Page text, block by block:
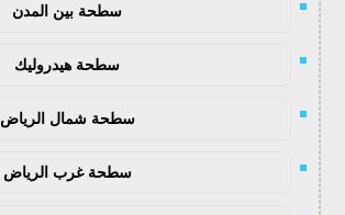
سطحة بين المدن
سطحة هيدروليك
سطحة شمال الرياض
سطحة غرب الرياض